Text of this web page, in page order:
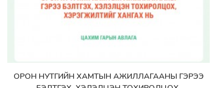
Дэлгэрэнгүй
ОРОН НУТГИЙН ХАМТЫН АЖИЛЛАГААНЫ ГЭРЭЭ